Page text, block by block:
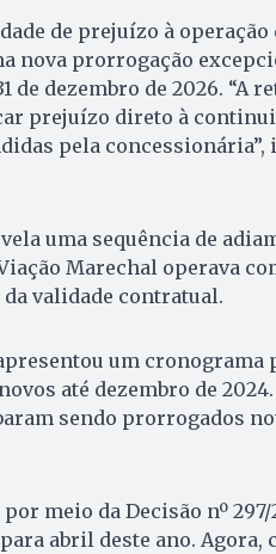
de prejuízo à
nova prorrogação
dezembro de 2026. “A
prejuízo direto à
pela concessionária”,
uma sequência de
Marechal operava
da validade contratual.
um cronograma
até dezembro de
sendo prorrogados
meio da Decisão nº 297/
abril deste ano. Agora,